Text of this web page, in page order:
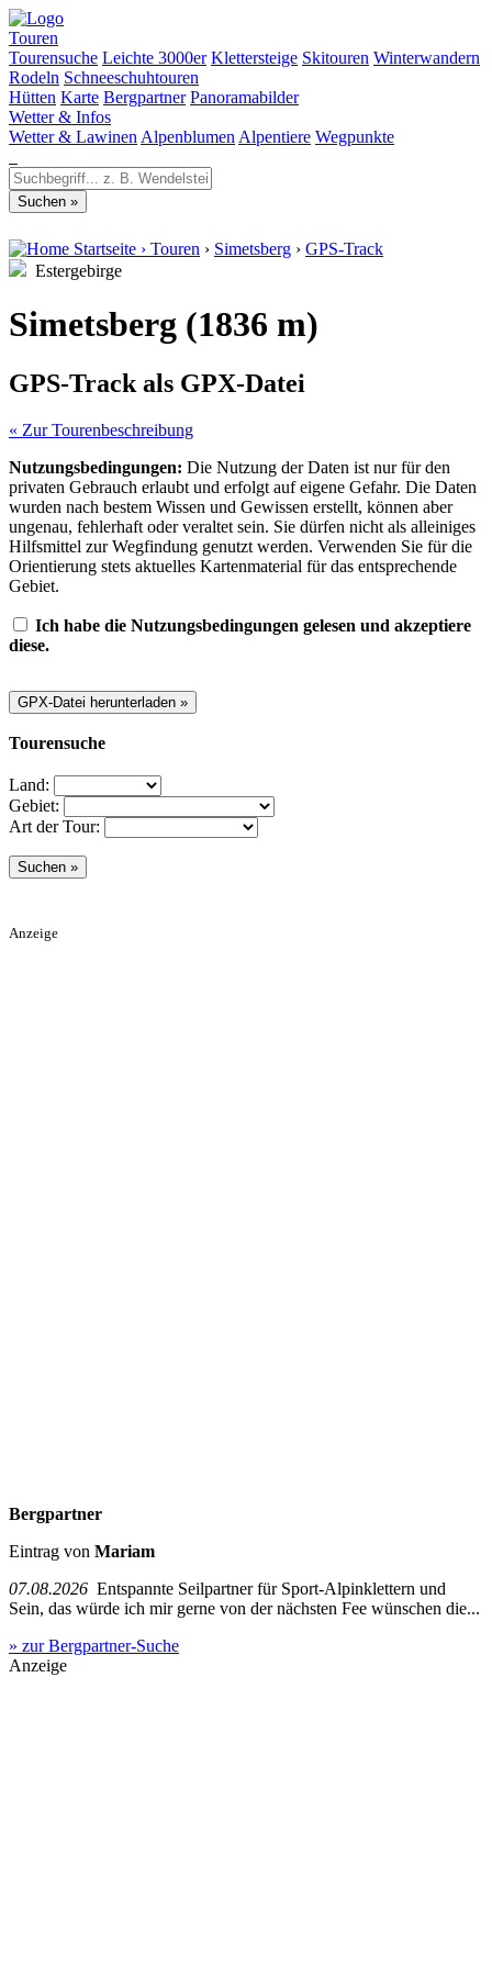
Touren
Tourensuche Leichte 3000er Klettersteige Skitouren Winterwandern
Rodeln Schneeschuhtouren
Hütten Karte Bergpartner Panoramabilder
Wetter & Infos
Wetter & Lawinen Alpenblumen Alpentiere Wegpunkte
Startseite › Touren › Simetsberg › GPS-Track
Estergebirge
Simetsberg (1836 m)
GPS-Track als GPX-Datei
« Zur Tourenbeschreibung
Nutzungsbedingungen: Die Nutzung der Daten ist nur für den
privaten Gebrauch erlaubt und erfolgt auf eigene Gefahr. Die Daten
wurden nach bestem Wissen und Gewissen erstellt, können aber
ungenau, fehlerhaft oder veraltet sein. Sie dürfen nicht als alleiniges
Hilfsmittel zur Wegfindung genutzt werden. Verwenden Sie für die
Orientierung stets aktuelles Kartenmaterial für das entsprechende
Gebiet.
Ich habe die Nutzungsbedingungen gelesen und akzeptiere
diese.
Tourensuche
Land:
Gebiet:
Art der Tour:
Anzeige
Bergpartner
Eintrag von Mariam
07.08.2026 Entspannte Seilpartner für Sport-Alpinklettern und
Sein, das würde ich mir gerne von der nächsten Fee wünschen die...
» zur Bergpartner-Suche
Anzeige